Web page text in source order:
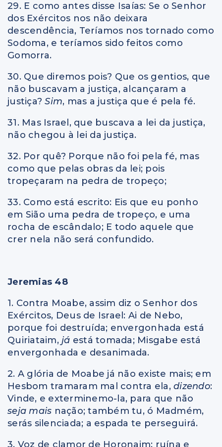
29. E como antes disse Isaías: Se o Senhor
dos Exércitos nos não deixara
descendência, Teríamos nos tornado como
Sodoma, e teríamos sido feitos como
Gomorra.
30. Que diremos pois? Que os gentios, que
não buscavam a justiça, alcançaram a
justiça?Sim, mas a justiça que é pela fé.
31. Mas Israel, que buscava a lei da justiça,
não chegou à lei da justiça.
32. Por quê? Porque não foi pela fé, mas
como que pelas obras da lei; pois
tropeçaram na pedra de tropeço;
33. Como está escrito: Eis que eu ponho
em Sião uma pedra de tropeço, e uma
rocha de escândalo; E todo aquele que
crer nela não será confundido.
Jeremias 48
1. Contra Moabe, assim diz o Senhor dos
Exércitos, Deus de Israel: Ai de Nebo,
porque foi destruída; envergonhada está
Quiriataim, já está tomada; Misgabe está
envergonhada e desanimada.
2. A glória de Moabe já não existe mais; em
Hesbom tramaram mal contra ela, dizendo:
Vinde, e exterminemo-la, para que não
seja mais nação; também tu, ó Madmém,
serás silenciada; a espada te perseguirá.
3. Voz de clamor de Horonaim; ruína e